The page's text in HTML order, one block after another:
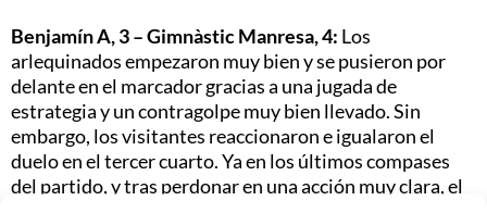
Benjamín A, 3 – Gimnàstic Manresa, 4: Los
arlequinados empezaron muy bien y se pusieron por
delante en el marcador gracias a una jugada de
estrategia y un contragolpe muy bien llevado. Sin
embargo, los visitantes reaccionaron e igualaron el
duelo en el tercer cuarto. Ya en los últimos compases
del partido, y tras perdonar en una acción muy clara, el